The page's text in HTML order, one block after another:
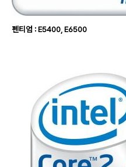
펜티엄 : E5400, E6500